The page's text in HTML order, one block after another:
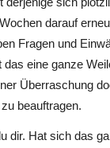
darauf
Fragen und
das eine ganze
Überraschung
beauftragen.
dir. Hat sich das